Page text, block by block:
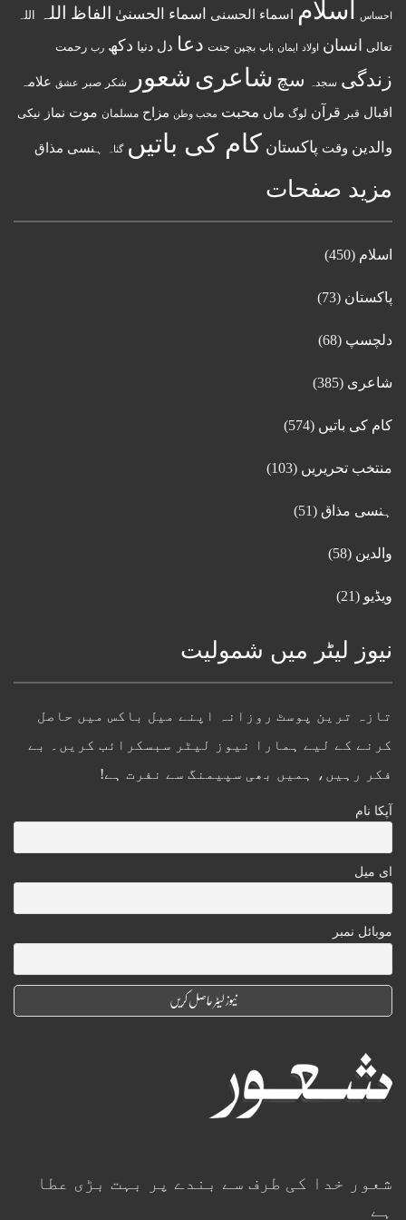
احساس اسلام اسماء الحسنى اسماء الحسنیٰ الفاظ اللہ اللہ
تعالی انسان اولاد ایمان باپ بچپن جنت دعا دل دنیا دکھ رب رحمت
زندگی سجدہ سچ شاعری شعور شکر صبر عشق علامہ
اقبال قبر قرآن لوگ ماں محبت محب وطن مزاح مسلمان موت نماز نیکی
والدین وقت پاکستان کام کی باتیں گناہ ہنسی مذاق
مزید صفحات
اسلام (450)
پاکستان (73)
دلچسپ (68)
شاعری (385)
کام کی باتیں (574)
منتخب تحریریں (103)
ہنسی مذاق (51)
والدین (58)
ویڈیو (21)
نیوز لیٹر میں شمولیت
تازہ ترین پوسٹ روزانہ اپنے میل باکس میں حاصل
کرنے کے لیے ہمارا نیوز لیٹر سبسکرائب کریں۔ بے
فکر رہیں، ہمیں بھی سپیمنگ سے نفرت ہے!
آپکا نام
ای میل
موبائل نمبر
شعور خدا کی طرف سے بندے پر بہت بڑی عطا
ہے